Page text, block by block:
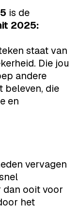
is de
2025:
staat van
Die jou
andere
beleven, die
en
vervagen
dan ooit voor
het